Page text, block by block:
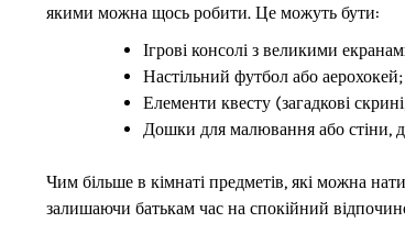
якими можна щось робити. Це можуть бути:
Ігрові консолі з великими
Настільний футбол або аерохокей;
Елементи квесту (загадкові
Дошки для малювання або стіни,
Чим більше в кімнаті предметів, які можна
залишаючи батькам час на спокійний